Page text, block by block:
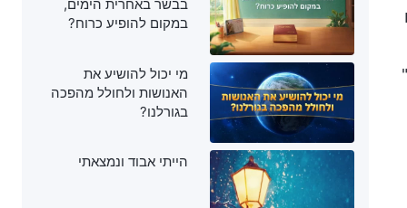
בבשר באחרית הימים,
במקום להופיע כרוח?
מי יכול להושיע את
האנושות ולחולל מהפכה
בגורלנו?
הייתי אבוד ונמצאתי